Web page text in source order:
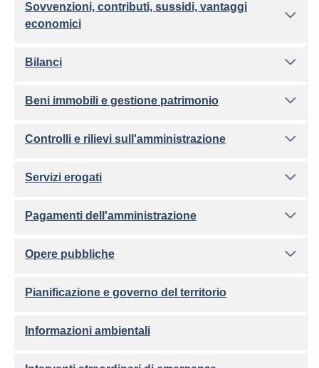
Sovvenzioni, contributi, sussidi, vantaggi
economici
Bilanci
Beni immobili e gestione patrimonio
Controlli e rilievi sull'amministrazione
Servizi erogati
Pagamenti dell'amministrazione
Opere pubbliche
Pianificazione e governo del territorio
Informazioni ambientali